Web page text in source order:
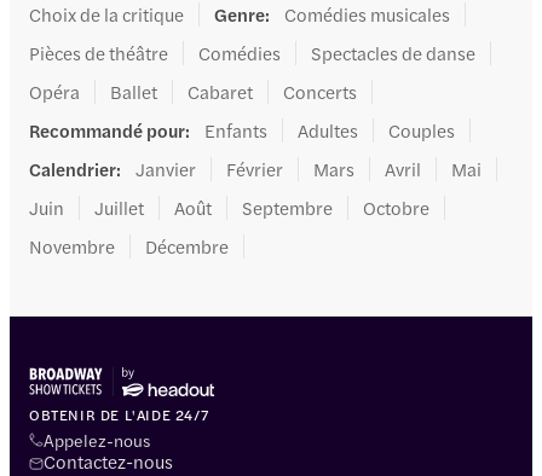
Choix de la critique
Genre:
Comédies musicales
Pièces de théâtre
Comédies
Spectacles de danse
Opéra
Ballet Cabaret
Concerts
Recommandé pour: Enfants Adultes
Couples
Calendrier: Janvier Février Mars Avril
Mai
Juin
Juillet Août Septembre
Octobre
Novembre
Décembre
OBTENIR DE L'AIDE 24/7
Appelez-nous
Contactez-nous